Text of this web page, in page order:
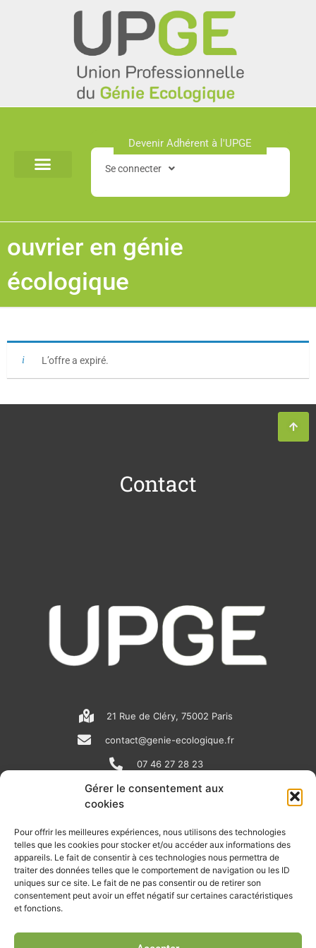
Gérer le consentement aux
cookies
Pour offrir les meilleures expériences, nous utilisons des technologies
telles que les cookies pour stocker et/ou accéder aux informations des
appareils. Le fait de consentir à ces technologies nous permettra de
traiter des données telles que le comportement de navigation ou les ID
uniques sur ce site. Le fait de ne pas consentir ou de retirer son
consentement peut avoir un effet négatif sur certaines caractéristiques
et fonctions.
Devenir Adhérent à l'UPGE​
Se connecter
ouvrier en génie
écologique
L’offre a expiré.
Contact
21 Rue de Cléry, 75002 Paris
contact@genie-ecologique.fr
07 46 27 28 23
N
e
w
s
p
p
i
n
k
e
i
o
u
t
u
e
RECEVOIR L'ACTU DE LA FILIÈRE
Retrouvez tous les mois les articles terrain de nos adhérents, les
rendez-vous importants de la filière, nos offres de stages et